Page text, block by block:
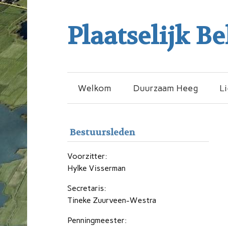
Plaatselijk
Welkom Duurzaam Heeg
Bestuursleden
Voorzitter:
Hylke Visserman
Secretaris:
Tineke Zuurveen-Westra
Penningmeester: